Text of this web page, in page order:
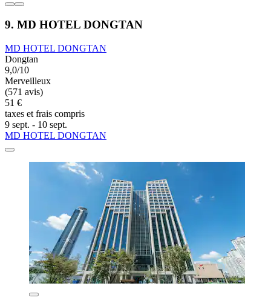
9. MD HOTEL DONGTAN
MD HOTEL DONGTAN
Dongtan
9,0/10
Merveilleux
(571 avis)
51 €
taxes et frais compris
9 sept. - 10 sept.
MD HOTEL DONGTAN